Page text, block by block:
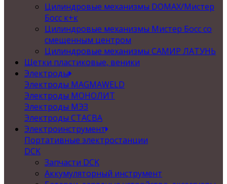
Цилиндровые механизмы DOMAX/Мистер
Босс к+к
Цилиндровые механизмы Мистер Босс со
смещенным центром
Цилиндровые механизмы САМИР ЛАТУНЬ
Щетки пластиковые, веники
Электроды
Электроды MAGMAWELD
Электроды МОНОЛИТ
Электроды МЭЗ
Электроды СТАСВА
Электроинструмент
Портативные электростанции
DCK
Запчасти DCK
Аккумуляторный инструмент